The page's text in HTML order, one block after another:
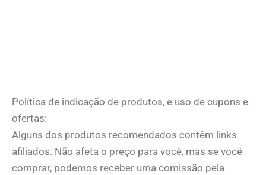
Política de indicação de produtos, e uso de cupons e
ofertas:
Alguns dos produtos recomendados contêm links
afiliados. Não afeta o preço para você, mas se você
comprar, podemos receber uma comissão pela